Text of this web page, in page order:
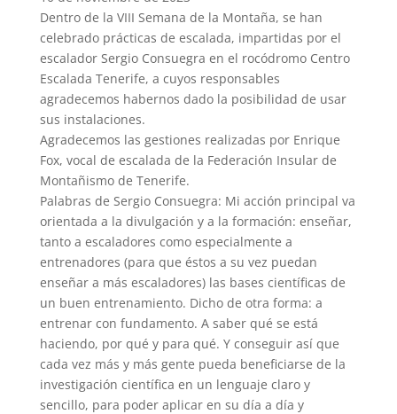
Dentro de la VIII Semana de la Montaña, se han
celebrado prácticas de escalada, impartidas por el
escalador Sergio Consuegra en el rocódromo Centro
Escalada Tenerife, a cuyos responsables
agradecemos habernos dado la posibilidad de usar
sus instalaciones.
Agradecemos las gestiones realizadas por Enrique
Fox, vocal de escalada de la Federación Insular de
Montañismo de Tenerife.
Palabras de Sergio Consuegra: Mi acción principal va
orientada a la divulgación y a la formación: enseñar,
tanto a escaladores como especialmente a
entrenadores (para que éstos a su vez puedan
enseñar a más escaladores) las bases científicas de
un buen entrenamiento. Dicho de otra forma: a
entrenar con fundamento. A saber qué se está
haciendo, por qué y para qué. Y conseguir así que
cada vez más y más gente pueda beneficiarse de la
investigación científica en un lenguaje claro y
sencillo, para poder aplicar en su día a día y